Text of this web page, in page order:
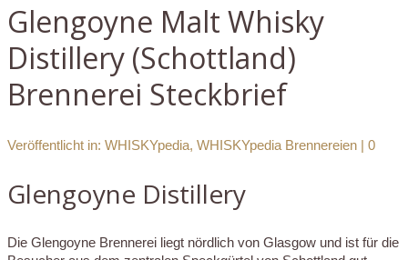
Glengoyne Malt Whisky
Distillery (Schottland)
Brennerei Steckbrief
Veröffentlicht in: WHISKYpedia, WHISKYpedia Brennereien | 0
Glengoyne Distillery
Die Glengoyne Brennerei liegt nördlich von Glasgow und ist für die